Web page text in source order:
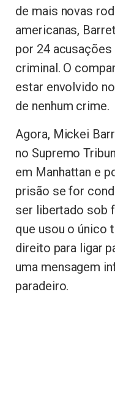
de mais novas
americanas,
por 24
criminal. O
estar envolvido
de nenhum crime.
Agora, Mickei
no Supremo
em Manhattan e
prisão se for
ser libertado sob
que usou o único
direito para ligar
uma mensagem
paradeiro.